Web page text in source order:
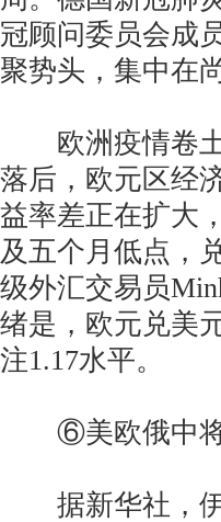
冠顾问委员会成
聚势头，集中在
欧洲疫情卷土
落后，欧元区经
益率差正在扩大
及五个月低点，
级外汇交易员
绪是，欧元兑美
注1.17水平。
⑥美欧俄中将
据新华社，伊